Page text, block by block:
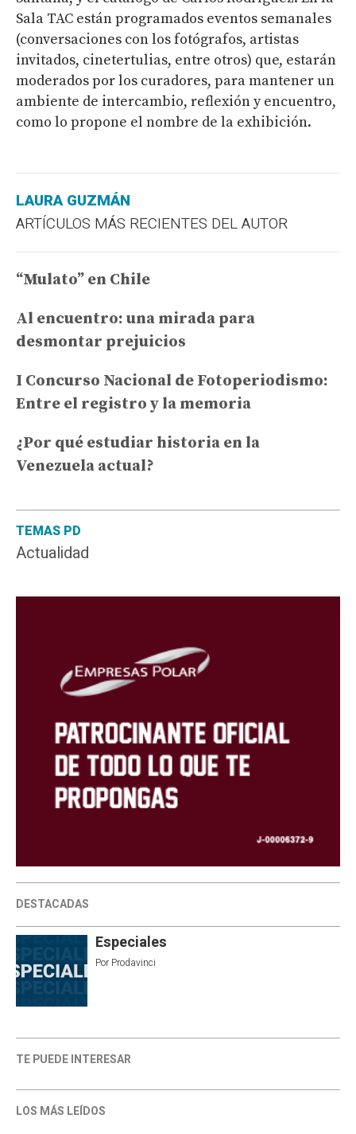
TEMAS PD
Actualidad
DESTACADAS
Especiales
Por Prodavinci
TE PUEDE INTERESAR
LOS MÁS LEÍDOS
Sala TAC están programados eventos semanales
(conversaciones con los fotógrafos, artistas
invitados, cinetertulias, entre otros) que, estarán
moderados por los curadores, para mantener un
ambiente de intercambio, reflexión y encuentro,
como lo propone el nombre de la exhibición.
LAURA GUZMÁN
ARTÍCULOS MÁS RECIENTES DEL AUTOR
“Mulato” en Chile
Al encuentro: una mirada para
desmontar prejuicios
I Concurso Nacional de Fotoperiodismo:
Entre el registro y la memoria
¿Por qué estudiar historia en la
Venezuela actual?